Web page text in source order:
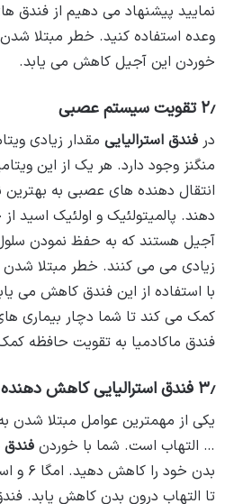
نمایید پیشنهاد می دهیم از فندق
وعده استفاده کنید. خطر مبتلا شدن
خوردن این آجیل کاهش می یابد.
۲٫ تقویت سیستم عصبی
در فندق استرالیایی
منگنز وجود دارد. هر یک از این
انتقال دهنده های عصبی به بهترین
دهند. پالمیتولئیک و اولئیک اسید
آجیل هستند که به حفظ نمودن
زیادی می می کنند. خطر مبتلا
کمک می کند تا شما دچار بیماری
فندق ماکادمیا به تقویت حافظه
۳٫ فندق استرالیایی کاهش دهنده التهاب
یکی از مهمترین عوامل مبتلا شدن
… التهاب است. شما با خوردن فندق
بدن
تا التهاب درون بدن کاهش یابد.